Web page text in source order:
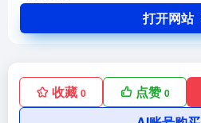
打开网站
收藏 0 点赞0